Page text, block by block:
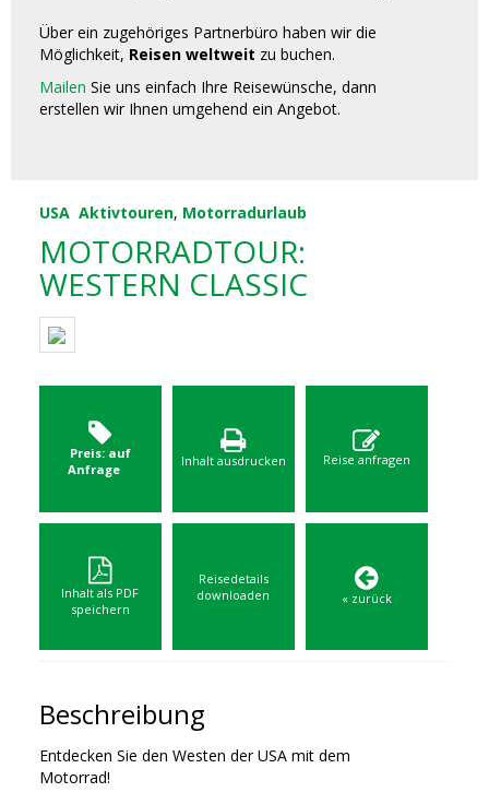
Über ein zugehöriges Partnerbüro haben wir die
Möglichkeit, Reisen weltweit zu buchen.
Mailen Sie uns einfach Ihre Reisewünsche, dann
erstellen wir Ihnen umgehend ein Angebot.
USA Aktivtouren, Motorradurlaub
MOTORRADTOUR:
WESTERN CLASSIC
Preis: auf
Anfrage
Inhalt ausdrucken Reise anfragen
Inhalt als PDF
speichern
Reisedetails
downloaden
« zurück
Beschreibung
Entdecken Sie den Westen der USA mit dem
Motorrad!